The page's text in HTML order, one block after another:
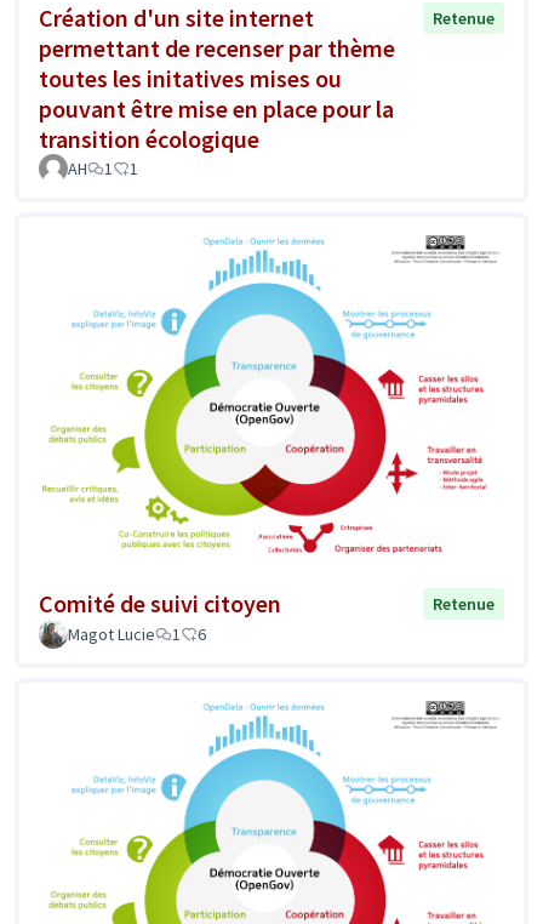
Création d'un site internet
permettant de recenser par thème
toutes les initatives mises ou
pouvant être mise en place pour la
transition écologique
Retenue
AH 1 1
Comité de suivi citoyen
Retenue
Magot Lucie
1 6